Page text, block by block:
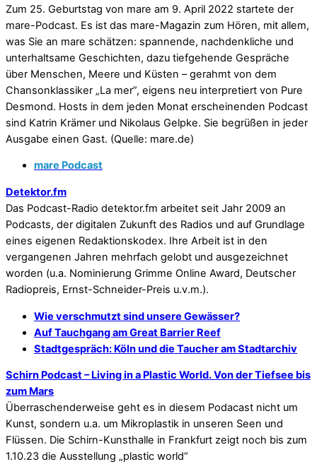
Zum 25. Geburtstag von mare am 9. April 2022 startete der
mare-Podcast. Es ist das mare-Magazin zum Hören, mit allem,
was Sie an mare schätzen: spannende, nachdenkliche und
unterhaltsame Geschichten, dazu tiefgehende Ge­spräche
über Menschen, Meere und Küsten – gerahmt von dem
Chansonklassiker „La mer”, eigens neu interpretiert von Pure
Desmond. Hosts in dem jeden Monat erscheinenden Pod­cast
sind Katrin Krämer und Nikolaus Gelpke. Sie begrüßen in jeder
Aus­gabe einen Gast. (Quelle: mare.de)
mare Podcast
Detektor.fm
Das Podcast-Radio detektor.fm arbeitet seit Jahr 2009 an
Podcasts, der digitalen Zukunft des Radios und auf Grundlage
eines eigenen Redaktionskodex. Ihre Arbeit ist in den
vergangenen Jahren mehrfach gelobt und ausgezeichnet
worden (u.a. Nominierung Grimme Online Award, Deutscher
Radiopreis, Ernst-Schneider-Preis u.v.m.).
Wie verschmutzt sind unsere Gewässer?
Auf Tauchgang am Great Barrier Reef
Stadtgespräch: Köln und die Taucher am Stadtarchiv
Schirn Podcast – Living in a Plastic World. Von der Tiefsee bis
zum Mars
Überraschenderweise geht es in diesem Podacast nicht um
Kunst, sondern u.a. um Mikroplastik in unseren Seen und
Flüssen. Die Schirn-Kunsthalle in Frankfurt zeigt noch bis zum
1.10.23 die Ausstellung „plastic world“